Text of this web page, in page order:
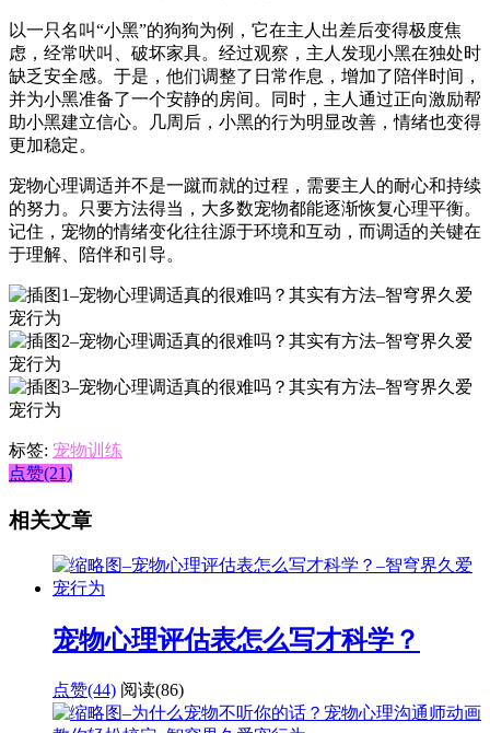
以一只名叫“小黑”的狗狗为例，它在主人出差后变得极度焦
虑，经常吠叫、破坏家具。经过观察，主人发现小黑在独处时
缺乏安全感。于是，他们调整了日常作息，增加了陪伴时间，
并为小黑准备了一个安静的房间。同时，主人通过正向激励帮
助小黑建立信心。几周后，小黑的行为明显改善，情绪也变得
更加稳定。
宠物心理调适并不是一蹴而就的过程，需要主人的耐心和持续
的努力。只要方法得当，大多数宠物都能逐渐恢复心理平衡。
记住，宠物的情绪变化往往源于环境和互动，而调适的关键在
于理解、陪伴和引导。
标签: 宠物训练
点赞(21)
相关文章
宠物心理评估表怎么写才科学？
点赞(44) 阅读(86)